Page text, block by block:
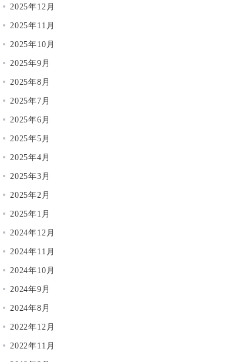
2025年12月
2025年11月
2025年10月
2025年9月
2025年8月
2025年7月
2025年6月
2025年5月
2025年4月
2025年3月
2025年2月
2025年1月
2024年12月
2024年11月
2024年10月
2024年9月
2024年8月
2022年12月
2022年11月